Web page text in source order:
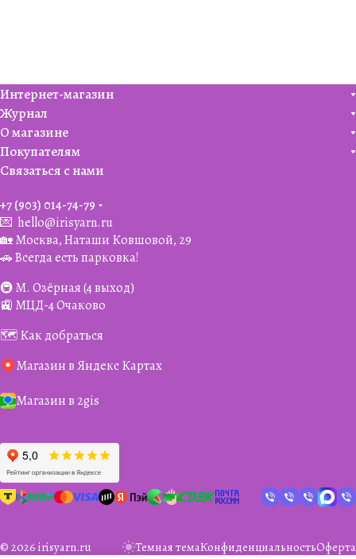
Интернет-магазин
Журнал
О магазине
Покупателям
Связаться с нами
+7 (903) 014-74-79‬
💌 hello@irisyarn.ru
🏡 Москва, Наташи Ковшовой, 29
🚗 Всегда есть парковка!
🚇 М. Озёрная (4 выход)
🚉 МЦД-4 Очаково
🗺️ Как добраться
Магазин в Яндекс Картах
Магазин в 2gis
© 2026 irisyarn.ru Темная темаКонфиденциальностьОферта